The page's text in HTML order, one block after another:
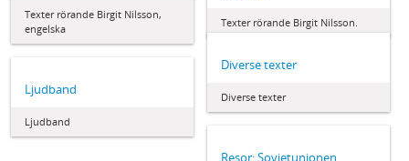
Texter rörande Birgit Nilsson,
engelska
Texter rörande Birgit Nilsson.
Diverse texter
Diverse texter
Ljudband
Ljudband
Resor: Sovjetunionen,